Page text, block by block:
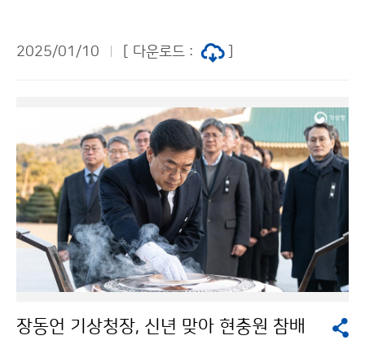
통하는 시간을 가졌다.
2025/01/10 [ 다운로드 :
장동언 기상청장, 신년 맞아 현충원 참배